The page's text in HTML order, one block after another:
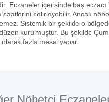
Eczaneler içerisinde baş eczacı
saatlerini belirleyebilir. Ancak
Sistemik bir şekilde o
kurulmuştur. Bu şekilde
fazla mesai yapar.
Nöbetçi